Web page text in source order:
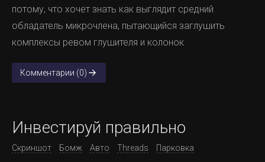
потому, что хочет знать как выглядит средний
обладатель микрочлена, пытающийся заглушить
комплексы ревом глушителя и колонок
Комментарии (0)
Инвестируй правильно
Скриншот Бомж Авто Threads Парковка